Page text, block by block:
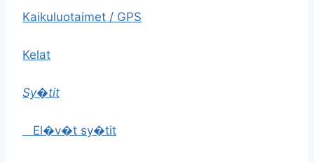
Kaikuluotaimet / GPS
Kelat
Sy�tit
El�v�t sy�tit